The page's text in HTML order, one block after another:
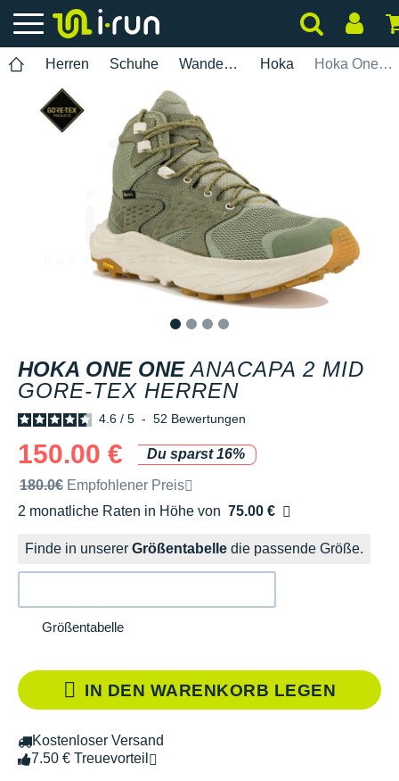
Herren Schuhe Wanderung Hoka Hoka One One Anacapa 2 Mid Gore-Tex Herren
HOKA ONE ONE ANACAPA 2 MID
GORE-TEX HERREN
4.6 / 5 - 52 Bewertungen
150.00 €
Du sparst 16%
Unverbindliche Preisempfehlung der Marke
180.0€ Empfohlener Preis
2 monatliche Raten in Höhe von 75.00 €
Ohne Zusatzkosten
Finde in unserer Größentabelle die passende Größe.
Größentabelle
IN DEN WARENKORB LEGEN
Kostenloser Versand
7.50 € Treuevorteil